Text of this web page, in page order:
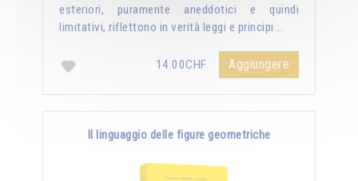
esteriori, puramente aneddotici e quindi
limitativi, riflettono in verità leggi e principi …
14.00CHF Aggiungere
Il linguaggio delle figure geometriche